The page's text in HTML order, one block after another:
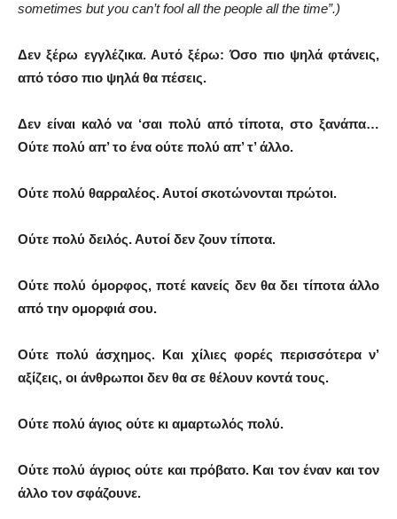
sometimes but you can’t fool all the people all the time”.)
Δεν ξέρω εγγλέζικα. Αυτό ξέρω: Όσο πιο ψηλά φτάνεις,
από τόσο πιο ψηλά θα πέσεις.
Δεν είναι καλό να ‘σαι πολύ από τίποτα, στο ξανάπα…
Ούτε πολύ απ’ το ένα ούτε πολύ απ’ τ’ άλλο.
Ούτε πολύ θαρραλέος. Αυτοί σκοτώνονται πρώτοι.
Ούτε πολύ δειλός. Αυτοί δεν ζουν τίποτα.
Ούτε πολύ όμορφος, ποτέ κανείς δεν θα δει τίποτα άλλο
από την ομορφιά σου.
Ούτε πολύ άσχημος. Και χίλιες φορές περισσότερα ν’
αξίζεις, οι άνθρωποι δεν θα σε θέλουν κοντά τους.
Ούτε πολύ άγιος ούτε κι αμαρτωλός πολύ.
Ούτε πολύ άγριος ούτε και πρόβατο. Και τον έναν και τον
άλλο τον σφάζουνε.